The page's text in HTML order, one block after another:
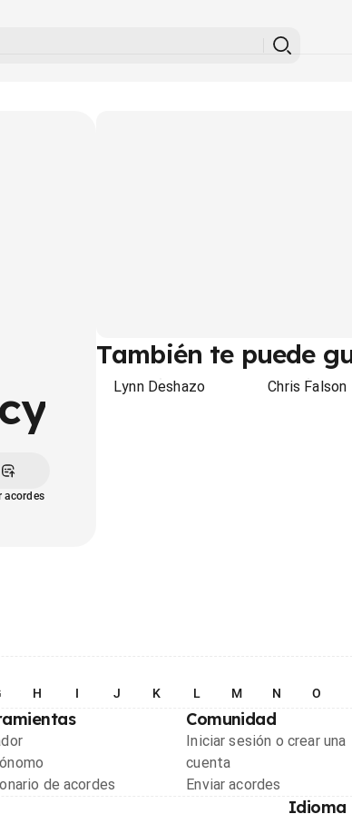
acordes
También te puede
Lynn Deshazo Chris Falson
H I J K L M N O
de acordes
Comunidad
Iniciar sesión o crear una
cuenta
Enviar acordes
Idioma